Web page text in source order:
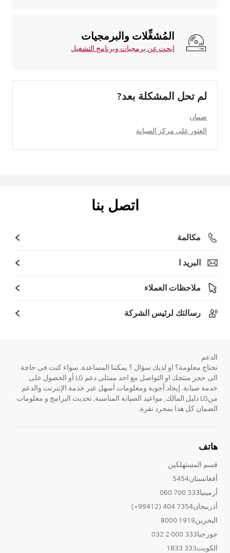
المُشغِّلات والبرمجيات
ابحث عن برمجيات وبرنامج التشغيل
لم تحل المشكلة بعد?
ضمان
العثور على مركز الصيانة
اتصل بنا
مكالمة
البريد ا
ملاحظات العملاء
رسالتك لرئيس الشركة
الدعم
تحتاج معلومة؟ او لديك سؤال ؟ يمكننا المساعدة. سواء كنت فى حاجة
الى حجز منتجك او التواصل مع احد ممثلى دعم LG أو الحصول على
خدمة صيانة. إيجاد أجوبة ومعلومات أسهل عبر خدمة الإنترنت والدعم
منLG دليل المالك, مواعيد الصيانة المناسبة, تحديث البرامج و معلومات
الضمان كل هذا بمجرد نقرة.
هاتف
قسم المستهلكين
أفغانستان5454
أرمينيا333 700 060
أذربيجان7354 404 (99412+)
البحرين1919 8000
جورجيا333 000 2 032
الكويت333 1833